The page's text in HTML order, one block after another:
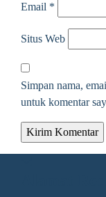
Email *
Situs Web
Simpan nama,
untuk komentar